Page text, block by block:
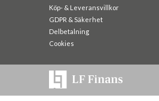
Köp- & Leveransvillkor
GDPR & Säkerhet
Delbetalning
Cookies